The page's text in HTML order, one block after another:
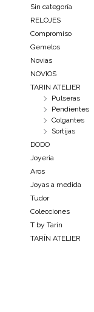
Sin categoría
RELOJES
Compromiso
Gemelos
Novias
NOVIOS
TARIN ATELIER
Pulseras
Pendientes
Colgantes
Sortijas
DODO
Joyeria
Aros
Joyas a medida
Tudor
Colecciones
T by Tarín
TARÍN ATELIER